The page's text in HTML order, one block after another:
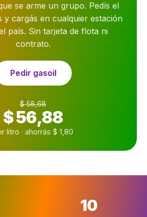
se arme un grupo. Pedís el
y cargás en cualquier estación
país. Sin tarjeta de flota ni
contrato.
Pedir gasoil
$ 58,68
$ 56,88
litro · ahorrás $ 1,80
10